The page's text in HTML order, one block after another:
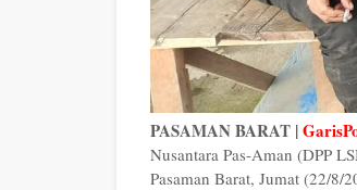
PASAMAN BARAT |
Nusantara Pas-Aman (DPP
Pasaman Barat, Jumat (22/